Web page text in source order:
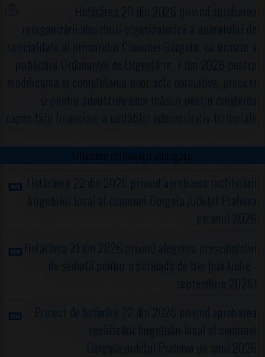
Hotărârea 20 din 2026 privind aprobarea
reorganizării structurii organizatorice a aparatului de
specialitate al primarului Comunei Gorgota, ca urmare a
publicării Ordonanţei de Urgență nr. 7 din 2026 pentru
modificarea şi completarea unor acte normative, precum
şi pentru adoptarea unor măsuri pentru creşterea
capacităţii financiare a unităţilor administrativ-teritoriale
Ultimele informații adăugate
Hotărârea 22 din 2026 privind aprobarea rectificării
bugetului local al comunei Gorgota,judeţul Prahova
pe anul 2026
Hotărârea 21 din 2026 privind alegerea preşedintelui
de şedinţă pentru o perioada de trei luni (iulie -
septembrie 2026)
Proiect de hotărâre 22 din 2026 privind aprobarea
rectificării bugetului local al comunei
Gorgota,judeţul Prahova pe anul 2026